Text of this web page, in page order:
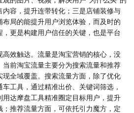
内容，提升连带转化；三是店铺装修与
局的能提升用户浏览体验，而及时的
更是构建用户信任的关键，也是平台
效触达。流量是淘宝营销的核心，没
前淘宝流量主要分为搜索流量和推荐
全域覆盖。搜索流量方面，除了优化
工具，通过精准出价、关键词筛选，
达摩盘工具精准圈定目标用户，提升
推荐流量方面，可依托引力魔方，定